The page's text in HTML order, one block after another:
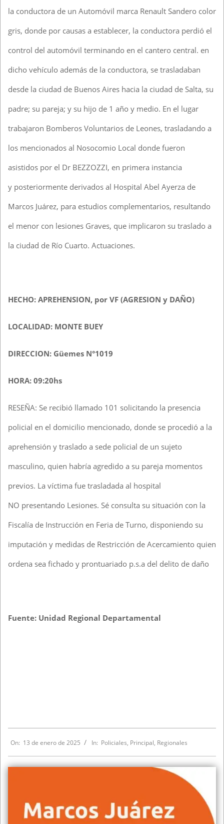
la conductora de un Automóvil marca Renault Sandero color
gris, donde por causas a establecer, la conductora perdió el
control del automóvil terminando en el cantero central. en
dicho vehículo además de la conductora, se trasladaban
desde la ciudad de Buenos Aires hacia la ciudad de Salta, su
padre; su pareja; y su hijo de 1 año y medio. En el lugar
trabajaron Bomberos Voluntarios de Leones, trasladando a
los mencionados al Nosocomio Local donde fueron
asistidos por el Dr BEZZOZZI, en primera instancia
y posteriormente derivados al Hospital Abel Ayerza de
Marcos Juárez, para estudios complementarios, resultando
el menor con lesiones Graves, que implicaron su traslado a
la ciudad de Río Cuarto. Actuaciones.
HECHO: APREHENSION, por VF (AGRESION y DAÑO)
LOCALIDAD: MONTE BUEY
DIRECCION: Güemes N°1019
HORA: 09:20hs
RESEÑA: Se recibió llamado 101 solicitando la presencia
policial en el domicilio mencionado, donde se procedió a la
aprehensión y traslado a sede policial de un sujeto
masculino, quien habría agredido a su pareja momentos
previos. La víctima fue trasladada al hospital
NO presentando Lesiones. Sé consulta su situación con la
Fiscalía de Instrucción en Feria de Turno, disponiendo su
imputación y medidas de Restricción de Acercamiento quien
ordena sea fichado y prontuariado p.s.a del delito de daño
Fuente: Unidad Regional Departamental
On: 13 de enero de 2025 In: Policiales, Principal, Regionales